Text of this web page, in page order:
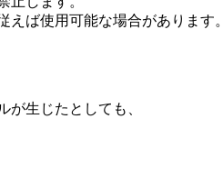
ば使用可能な場合があります。
が生じたとしても、